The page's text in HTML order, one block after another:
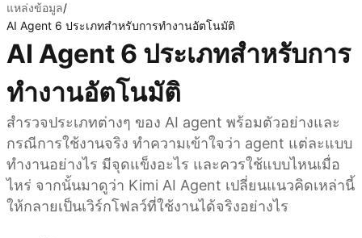
แหล่งข้อมูล/
AI Agent 6 ประเภทสำหรับการทำงานอัตโนมัติ
AI Agent 6 ประเภทสำหรับการ
ทำงานอัตโนมัติ
สำรวจประเภทต่างๆ ของ AI agent พร้อมตัวอย่างและ
กรณีการใช้งานจริง ทำความเข้าใจว่า agent แต่ละแบบ
ทำงานอย่างไร มีจุดแข็งอะไร และควรใช้แบบไหนเมื่อ
ไหร่ จากนั้นมาดูว่า Kimi AI Agent เปลี่ยนแนวคิดเหล่านี้
ให้กลายเป็นเวิร์กโฟลว์ที่ใช้งานได้จริงอย่างไร